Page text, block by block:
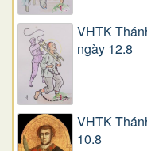
VHTK
ngày 12.8
VHTK
10.8